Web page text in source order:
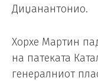
Диџанантонио.
Хорхе Мартин
на патеката
генералниот